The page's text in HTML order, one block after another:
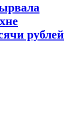
рублей